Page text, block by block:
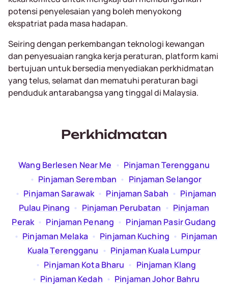
potensi penyelesaian yang boleh menyokong
ekspatriat pada masa hadapan.
Seiring dengan perkembangan teknologi kewangan
dan penyesuaian rangka kerja peraturan, platform kami
bertujuan untuk bersedia menyediakan perkhidmatan
yang telus, selamat dan mematuhi peraturan bagi
penduduk antarabangsa yang tinggal di Malaysia.
Perkhidmatan
Wang Berlesen Near Me
  •
Pinjaman Terengganu
  •
Pinjaman Seremban
  •
Pinjaman Selangor
  •
Pinjaman Sarawak
  •
Pinjaman Sabah
  •
Pinjaman
Pulau Pinang
  •
Pinjaman Perubatan
  •
Pinjaman
Perak
  •
Pinjaman Penang
  •
Pinjaman Pasir Gudang
  •
Pinjaman Melaka
  •
Pinjaman Kuching
  •
Pinjaman
Kuala Terengganu
  •
Pinjaman Kuala Lumpur
  •
Pinjaman Kota Bharu
  •
Pinjaman Klang
  •
Pinjaman Kedah
  •
Pinjaman Johor Bahru